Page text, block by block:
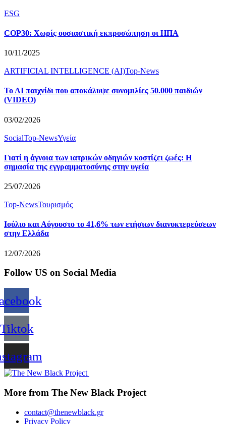
ESG
COP30: Χωρίς ουσιαστική εκπροσώπηση οι ΗΠΑ
10/11/2025
ARTIFICIAL INTELLIGENCE (AI)Top-News
Το ΑΙ παιχνίδι που αποκάλυψε συνομιλίες 50.000 παιδιών
(VIDEO)
03/02/2026
SocialTop-NewsΥγεία
Γιατί η άγνοια των ιατρικών οδηγιών κοστίζει ζωές: Η
σημασία της εγγραμματοσύνης στην υγεία
25/07/2026
Top-NewsΤουρισμός
Ιούλιο και Αύγουστο το 41,6% των ετήσιων διανυκτερεύσεων
στην Ελλάδα
12/07/2026
Follow US on Social Media
Tiktok
More from The New Black Project
contact@thenewblack.gr
Privacy Policy